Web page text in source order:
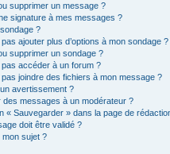
supprimer un message ?
signature à mes messages ?
?
ajouter plus d’options à mon sondage ?
supprimer un sondage ?
pas accéder à un forum ?
pas joindre des fichiers à mon message ?
avertissement ?
des messages à un modérateur ?
« Sauvegarder » dans la page de
doit être validé ?
sujet ?